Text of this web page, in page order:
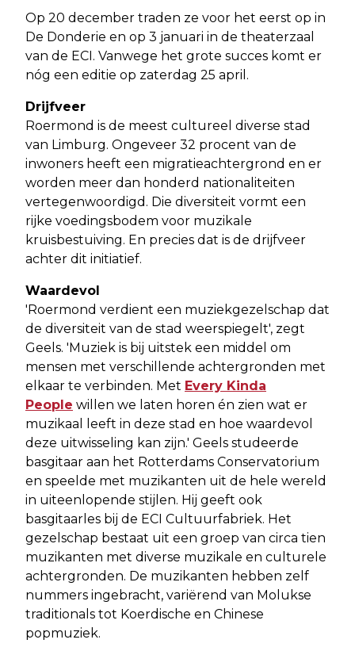
Op 20 december traden ze voor het eerst op in
De Donderie en op 3 januari in de theaterzaal
van de ECI. Vanwege het grote succes komt er
nóg een editie op zaterdag 25 april.
Drijfveer
Roermond is de meest cultureel diverse stad
van Limburg. Ongeveer 32 procent van de
inwoners heeft een migratieachtergrond en er
worden meer dan honderd nationaliteiten
vertegenwoordigd. Die diversiteit vormt een
rijke voedingsbodem voor muzikale
kruisbestuiving. En precies dat is de drijfveer
achter dit initiatief.
Waardevol
'Roermond verdient een muziekgezelschap dat
de diversiteit van de stad weerspiegelt', zegt
Geels. 'Muziek is bij uitstek een middel om
mensen met verschillende achtergronden met
elkaar te verbinden. Met Every Kinda
People willen we laten horen én zien wat er
muzikaal leeft in deze stad en hoe waardevol
deze uitwisseling kan zijn.' Geels studeerde
basgitaar aan het Rotterdams Conservatorium
en speelde met muzikanten uit de hele wereld
in uiteenlopende stijlen. Hij geeft ook
basgitaarles bij de ECI Cultuurfabriek. Het
gezelschap bestaat uit een groep van circa tien
muzikanten met diverse muzikale en culturele
achtergronden. De muzikanten hebben zelf
nummers ingebracht, variërend van Molukse
traditionals tot Koerdische en Chinese
popmuziek.